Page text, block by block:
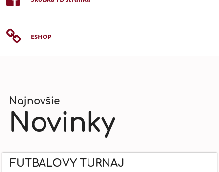
ESHOP
Najnovšie
Novinky
FUTBALOVÝ TURNAJ